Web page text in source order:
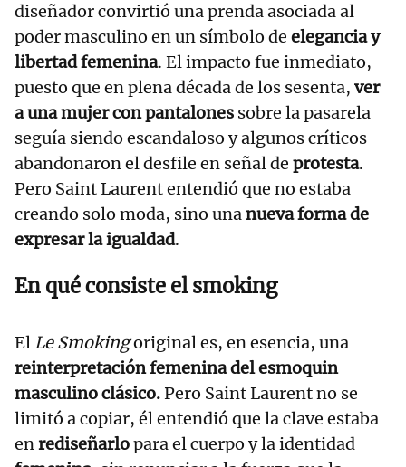
diseñador convirtió una prenda asociada al
poder masculino en un símbolo de elegancia y
libertad femenina. El impacto fue inmediato,
puesto que en plena década de los sesenta, ver
a una mujer con pantalones sobre la pasarela
seguía siendo escandaloso y algunos críticos
abandonaron el desfile en señal de protesta.
Pero Saint Laurent entendió que no estaba
creando solo moda, sino unanueva forma de
expresar la igualdad.
En qué consiste el smoking
El Le Smokingoriginal es, en esencia, una
reinterpretación femenina del esmoquin
masculino clásico.Pero Saint Laurent no se
limitó a copiar, él entendió que la clave estaba
enrediseñarlopara el cuerpo y la identidad